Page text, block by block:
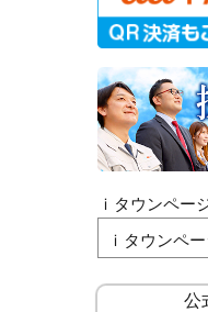
ｉタウンペー
ｉタウンペ
公